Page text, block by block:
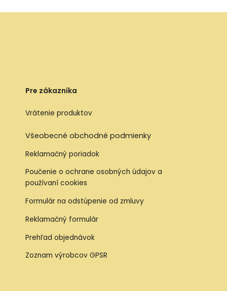
Pre zákazníka
Vrátenie produktov
Všeobecné obchodné podmienky
Reklamačný poriadok
Poučenie o ochrane osobných údajov a
používaní cookies
Formulár na odstúpenie od zmluvy
Reklamačný formulár
Prehľad objednávok
Zoznam výrobcov GPSR